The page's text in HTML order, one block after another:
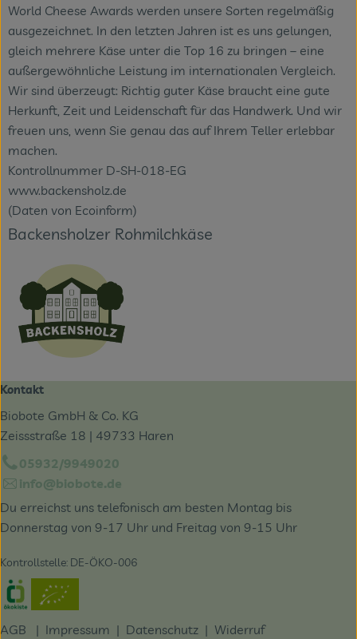
World Cheese Awards werden unsere Sorten regelmäßig
ausgezeichnet. In den letzten Jahren ist es uns gelungen,
gleich mehrere Käse unter die Top 16 zu bringen – eine
außergewöhnliche Leistung im internationalen Vergleich.
Wir sind überzeugt: Richtig guter Käse braucht eine gute
Herkunft, Zeit und Leidenschaft für das Handwerk. Und wir
freuen uns, wenn Sie genau das auf Ihrem Teller erlebbar
machen.
Kontrollnummer D-SH-018-EG
www.backensholz.de
(Daten von Ecoinform)
Backensholzer Rohmilchkäse
Kontakt
Biobote GmbH & Co. KG
Zeissstraße 18 | 49733 Haren
05932/9949020
info@biobote.de
Du erreichst uns telefonisch am besten Montag bis
Donnerstag von 9-17 Uhr und Freitag von 9-15 Uhr
Kontrollstelle: DE-ÖKO-006
Externer Link zu https://www.oekokiste.de/
AGB | Impressum | Datenschutz | Widerruf